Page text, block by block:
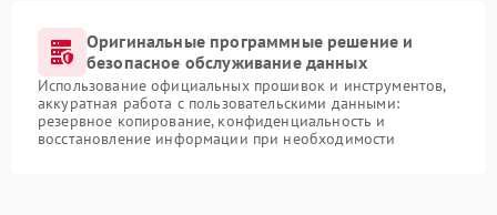
Оригинальные программные решение и
безопасное обслуживание данных
Использование официальных прошивок и инструментов,
аккуратная работа с пользовательскими данными:
резервное копирование, конфиденциальность и
восстановление информации при необходимости